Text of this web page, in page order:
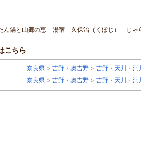
ん鍋と山郷の恵 湯宿 久保治（くぼじ） じゃ
こちら
奈良県 > 吉野・奥吉野 > 吉野・天川・洞
奈良県 > 吉野・奥吉野 > 吉野・天川・洞